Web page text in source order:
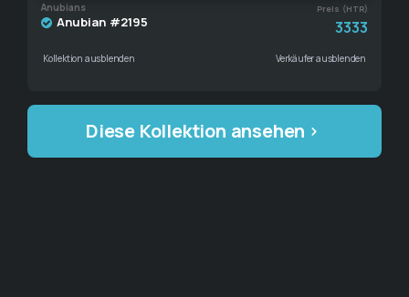
Anubians Preis (HTR)
Anubian #2195 3333
Kollektion ausblenden Verkäufer ausblenden
Diese Kollektion ansehen